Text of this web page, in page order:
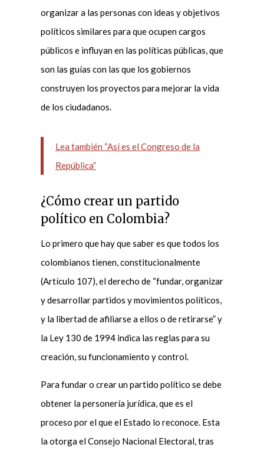
organizar a las personas con ideas y objetivos
políticos similares para que ocupen cargos
públicos e influyan en las políticas públicas, que
son las guías con las que los gobiernos
construyen los proyectos para mejorar la vida
de los ciudadanos.
Lea también “Así es el Congreso de la
República”
¿Cómo crear un partido
político en Colombia?
Lo primero que hay que saber es que todos los
colombianos tienen, constitucionalmente
(Artículo 107), el derecho de “fundar, organizar
y desarrollar partidos y movimientos políticos,
y la libertad de afiliarse a ellos o de retirarse” y
la Ley 130 de 1994 indica las reglas para su
creación, su funcionamiento y control.
Para fundar o crear un partido político se debe
obtener la personería jurídica, que es el
proceso por el que el Estado lo reconoce. Esta
la otorga el Consejo Nacional Electoral, tras